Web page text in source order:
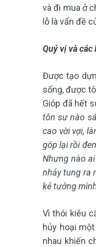
và đi mua ở
lỗ là vấn đề
Quý vị và các
Được tạo
sống, được
Gióp đã hết
tôn sư nào
cao vời vợi,
góp lại rồi
Nhưng nào
nhảy tung ra
kẻ tưởng
Vì thói kiêu
hủy hoại
nhau khiến